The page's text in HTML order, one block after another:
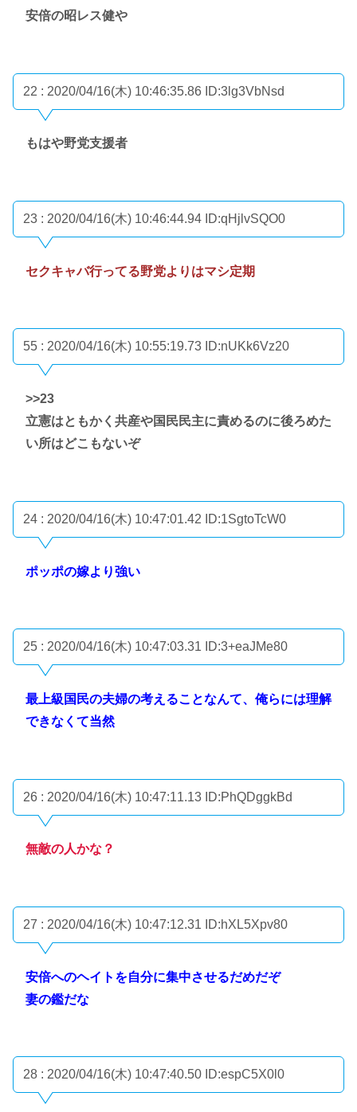
安倍の昭レス健や
22 : 2020/04/16(木) 10:46:35.86 ID:3lg3VbNsd
もはや野党支援者
23 : 2020/04/16(木) 10:46:44.94 ID:qHjlvSQO0
セクキャバ行ってる野党よりはマシ定期
55 : 2020/04/16(木) 10:55:19.73 ID:nUKk6Vz20
>>23
立憲はともかく共産や国民民主に責めるのに後ろめた
い所はどこもないぞ
24 : 2020/04/16(木) 10:47:01.42 ID:1SgtoTcW0
ポッポの嫁より強い
25 : 2020/04/16(木) 10:47:03.31 ID:3+eaJMe80
最上級国民の夫婦の考えることなんて、俺らには理解
できなくて当然
26 : 2020/04/16(木) 10:47:11.13 ID:PhQDggkBd
無敵の人かな？
27 : 2020/04/16(木) 10:47:12.31 ID:hXL5Xpv80
安倍へのヘイトを自分に集中させるだめだぞ
妻の鑑だな
28 : 2020/04/16(木) 10:47:40.50 ID:espC5X0l0